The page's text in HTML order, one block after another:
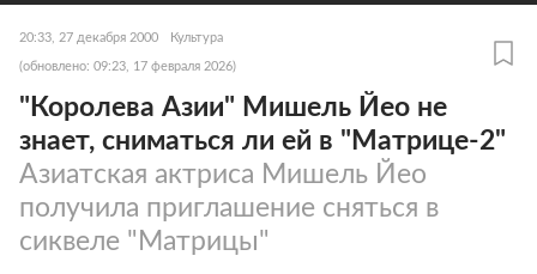
20:33, 27 декабря 2000 Культура
(обновлено: 09:23, 17 февраля 2026)
"Королева Азии" Мишель Йео не
знает, сниматься ли ей в "Матрице-2"
Азиатская актриса Мишель Йео
получила приглашение сняться в
сиквеле "Матрицы"